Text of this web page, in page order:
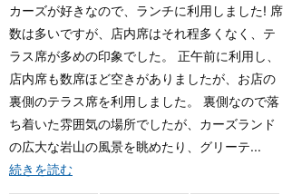
カーズが好きなので、ランチに利用しました! 席
数は多いですが、店内席はそれ程多くなく、テ
ラス席が多めの印象でした。 正午前に利用し、
店内席も数席ほど空きがありましたが、お店の
裏側のテラス席を利用しました。 裏側なので落
ち着いた雰囲気の場所でしたが、カーズランド
の広大な岩山の風景を眺めたり、グリーテ...
続きを読む